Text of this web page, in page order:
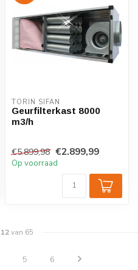
TORIN SIFAN
Geurfilterkast 8000
m3/h
€5.899,98 €2.899,99
Op voorraad
12van 65
5 6